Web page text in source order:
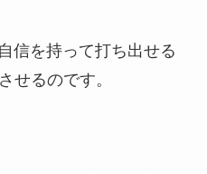
信を持って打ち出せる
せるのです。